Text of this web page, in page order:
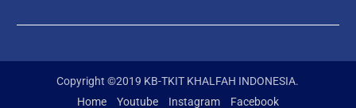
Copyright ©2019 KB-TKIT KHALFAH INDONESIA.
Home
Youtube Instagram Facebook